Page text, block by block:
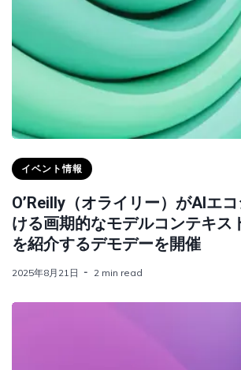
イベント情報
O’Reilly（オライリー）がAIエ
ける画期的なモデルコンテキス
を紹介するデモデーを開催
2025年8月21日 2 min read